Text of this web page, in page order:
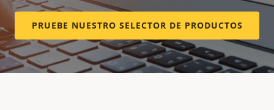
PRUEBE NUESTRO SELECTOR DE PRODUCTOS